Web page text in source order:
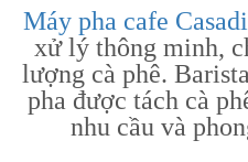
Máy pha cafe
xử lý thông minh,
lượng cà phê.
pha được tách cà
nhu cầu và